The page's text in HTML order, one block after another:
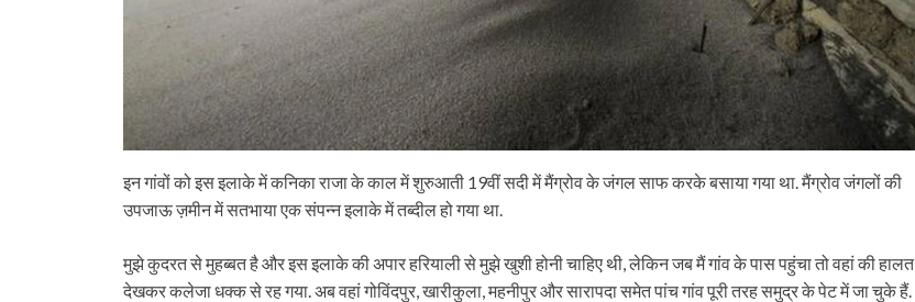
इन गांवों को इस इलाके में कनिका राजा के काल में शुरुआती 19वीं सदी में मैंग्रोव के जंगल साफ करके बसाया गया था. मैंग्रोव जंगलों की
उपजाऊ ज़मीन में सतभाया एक संपन्न इलाके में तब्दील हो गया था.
मुझे कुदरत से मुहब्बत है और इस इलाके की अपार हरियाली से मुझे खुशी होनी चाहिए थी, लेकिन जब मैं गांव के पास पहुंचा तो वहां की हालत
देखकर कलेजा धक्क से रह गया. अब वहां गोविंदपुर, खारीकुला, महनीपुर और सारापदा समेत पांच गांव पूरी तरह समुद्र के पेट में जा चुके हैं.